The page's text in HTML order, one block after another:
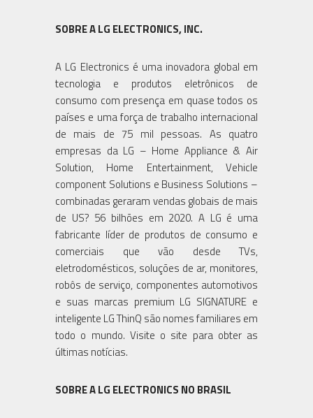
SOBRE A LG ELECTRONICS, INC.
A LG Electronics é uma inovadora global em
tecnologia e produtos eletrônicos de
consumo com presença em quase todos os
países e uma força de trabalho internacional
de mais de 75 mil pessoas. As quatro
empresas da LG – Home Appliance & Air
Solution, Home Entertainment, Vehicle
component Solutions e Business Solutions –
combinadas geraram vendas globais de mais
de US? 56 bilhões em 2020. A LG é uma
fabricante líder de produtos de consumo e
comerciais que vão desde TVs,
eletrodomésticos, soluções de ar, monitores,
robôs de serviço, componentes automotivos
e suas marcas premium LG SIGNATURE e
inteligente LG ThinQ são nomes familiares em
todo o mundo. Visite o site para obter as
últimas notícias.
SOBRE A LG ELECTRONICS NO BRASIL